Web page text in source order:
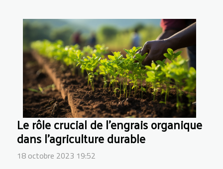
Le rôle crucial de l'engrais organique
dans l'agriculture durable
18 octobre 2023 19:52